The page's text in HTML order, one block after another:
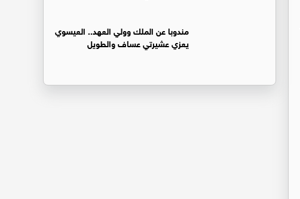
مندوبا عن الملك وولي العهد.. العيسوي
يعزي عشيرتي عساف والطويل